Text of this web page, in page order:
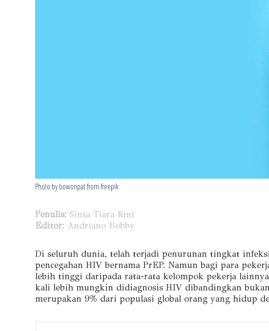
Photo by bowonpat from freepik
Penulis: Sinta Tiara Rini
Editor: Andriano Bobby
Di seluruh dunia, telah terjadi penurunan tingkat
pencegahan HIV bernama PrEP. Namun bagi para
lebih tinggi daripada rata-rata kelompok pekerja
kali lebih mungkin didiagnosis HIV dibandingkan
merupakan 9% dari populasi global orang yang hidup